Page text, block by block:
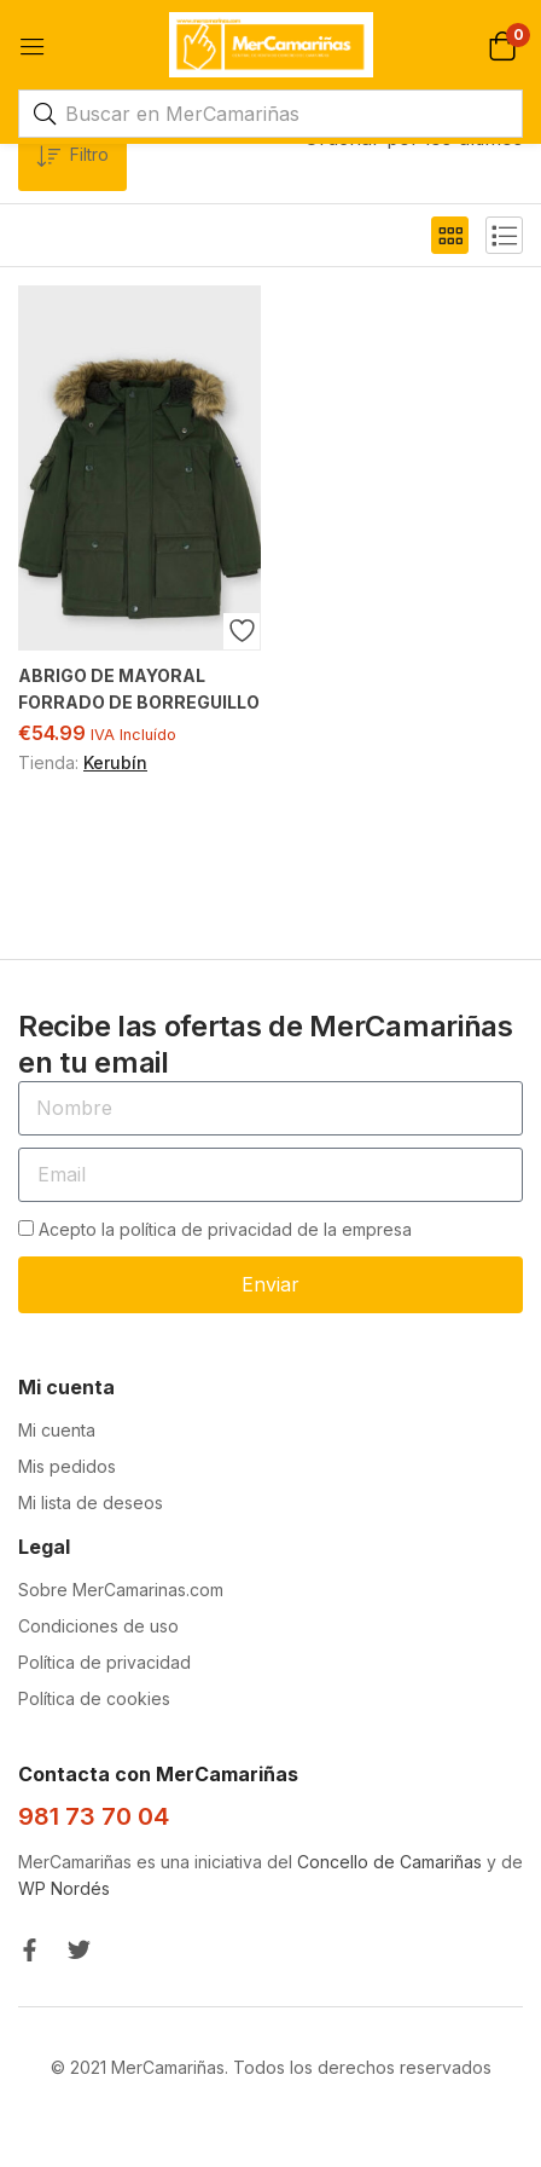
0
Filtro
Ordenar por los últimos
ABRIGO DE MAYORAL
FORRADO DE BORREGUILLO
€54.99 IVA Incluído
Tienda: Kerubín
Recibe las ofertas de MerCamariñas
en tu email
Acepto la política de privacidad de la empresa
Enviar
Mi cuenta
Mi cuenta
Mis pedidos
Mi lista de deseos
Legal
Sobre MerCamarinas.com
Condiciones de uso
Política de privacidad
Política de cookies
Contacta con MerCamariñas
981 73 70 04
MerCamariñas es una iniciativa del Concello de Camariñas y de
WP Nordés
© 2021 MerCamariñas. Todos los derechos reservados